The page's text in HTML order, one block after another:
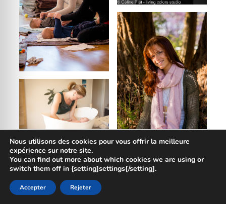
Nous utilisons des cookies pour vous offrir la meilleure
expérience sur notre site.
You can find out more about which cookies we are using or
switch them off in {setting]settings{/setting].
Accepter Rejeter